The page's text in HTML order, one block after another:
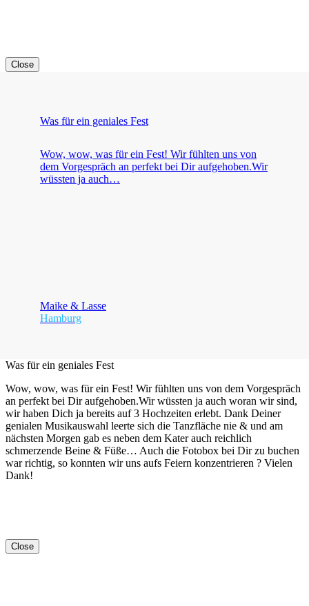
Close
Was für ein geniales Fest
Wow, wow, was für ein Fest! Wir fühlten uns von
dem Vorgespräch an perfekt bei Dir aufgehoben.Wir
wüssten ja auch…
Maike & Lasse
Hamburg
Was für ein geniales Fest
Wow, wow, was für ein Fest! Wir fühlten uns von dem Vorgespräch
an perfekt bei Dir aufgehoben.Wir wüssten ja auch woran wir sind,
wir haben Dich ja bereits auf 3 Hochzeiten erlebt. Dank Deiner
genialen Musikauswahl leerte sich die Tanzfläche nie & und am
nächsten Morgen gab es neben dem Kater auch reichlich
schmerzende Beine & Füße… Auch die Fotobox bei Dir zu buchen
war richtig, so konnten wir uns aufs Feiern konzentrieren ? Vielen
Dank!
Close